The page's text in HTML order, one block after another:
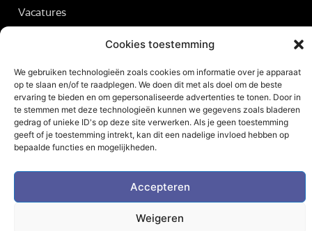
Cookies toestemming
We gebruiken technologieën zoals cookies om informatie over je apparaat
op te slaan en/of te raadplegen. We doen dit met als doel om de beste
ervaring te bieden en om gepersonaliseerde advertenties te tonen. Door in
te stemmen met deze technologieën kunnen we gegevens zoals bladeren
gedrag of unieke ID's op deze site verwerken. Als je geen toestemming
geeft of je toestemming intrekt, kan dit een nadelige invloed hebben op
bepaalde functies en mogelijkheden.
Accepteren
Weigeren
Vacatures
© 2026 - Alle rechten voorbehouden